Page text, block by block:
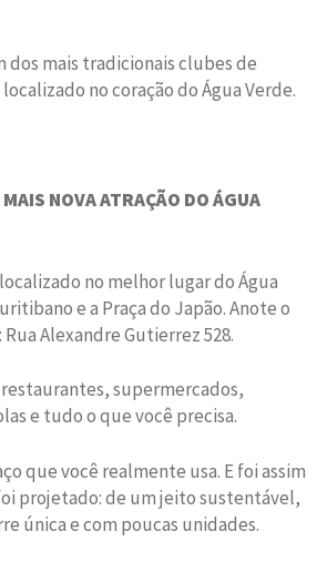
dos mais tradicionais clubes de
no coração do Água Verde.
NOVA ATRAÇÃO DO ÁGUA
no melhor lugar do Água
e a Praça do Japão. Anote o
Alexandre Gutierrez 528.
supermercados,
e tudo o que você precisa.
que você realmente usa. E foi assim
projetado: de um jeito sustentável,
única e com poucas unidades.